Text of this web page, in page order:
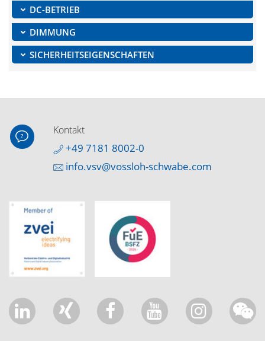
DC-BETRIEB
DIMMUNG
SICHERHEITSEIGENSCHAFTEN
Kontakt
+49 7181 8002-0
info.vsv@vossloh-schwabe.com